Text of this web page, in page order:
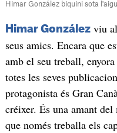
Himar González biquini sota
Himar Gonzálezviu
seus amics. Encara que
amb el seu treball,
totes les seves
protagonista és Gran
créixer. És una amant
que només treballa els